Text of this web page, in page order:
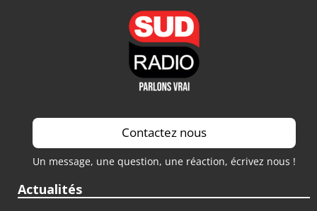
Contactez nous
Un message, une question, une réaction, écrivez nous !
Actualités